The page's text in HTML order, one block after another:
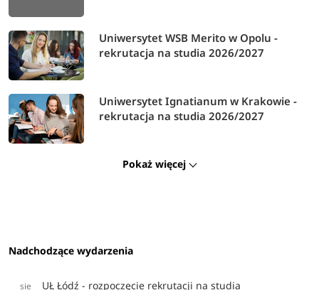
Uniwersytet WSB Merito w Opolu -
rekrutacja na studia 2026/2027
Uniwersytet Ignatianum w Krakowie -
rekrutacja na studia 2026/2027
Pokaż więcej
Nadchodzące wydarzenia
sie UŁ Łódź - rozpoczęcie rekrutacji na studia